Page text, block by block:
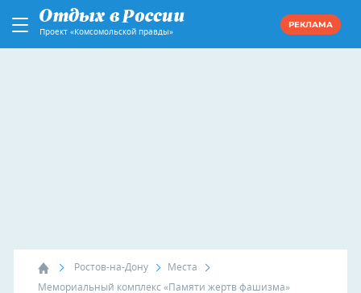
Проект «Комсомольской правды»
РЕКЛАМА
Ростов-на-Дону Места
Мемориальный комплекс «Памяти жертв фашизма»